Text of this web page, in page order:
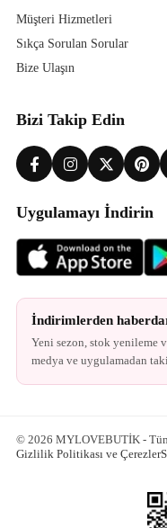
Müşteri Hizmetleri
Sıkça Sorulan Sorular
Bize Ulaşın
Bizi Takip Edin
Uygulamayı İndirin
İndirimlerden
Yeni sezon, stok yenileme
medya ve uygulamadan
© 2026 MYLOVEBUTİK - Tüm
Gizlilik Politikası ve Çerezler